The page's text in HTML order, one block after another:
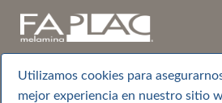
Utilizamos cookies para
mejor experiencia en nuestro sitio